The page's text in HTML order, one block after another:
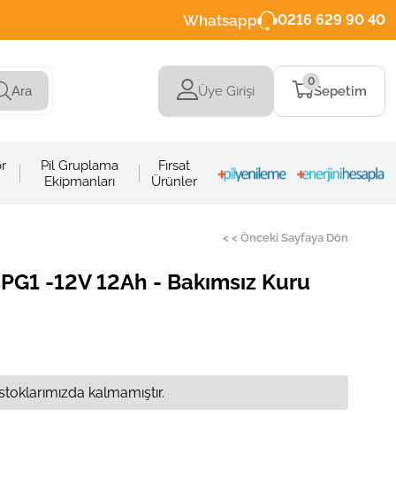
Whatsapp 0216 629 90 40
Ara Üye Girişi Sepetim
0
Pil Gruplama
Ekipmanları
Fırsat
Ürünler
< < Önceki Sayfaya Dön
-12V 12Ah - Bakımsız Kuru
kalmamıştır.